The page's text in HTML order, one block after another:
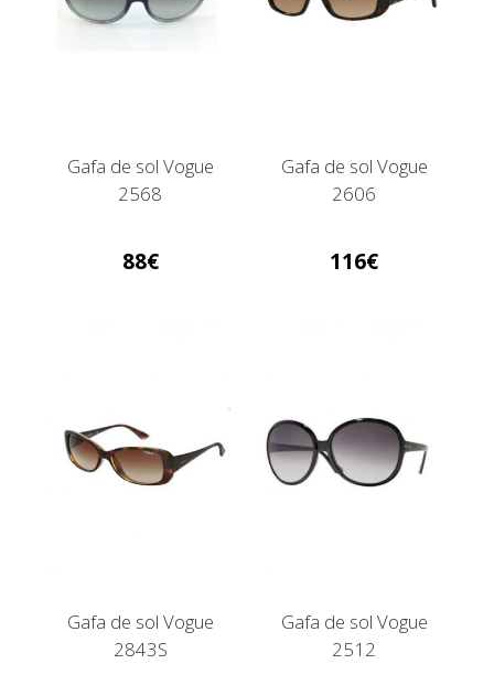
Gafa de sol Vogue
2568
88
Gafa de sol Vogue
2606
116
Gafa de sol Vogue
2843S
Gafa de sol Vogue
2512